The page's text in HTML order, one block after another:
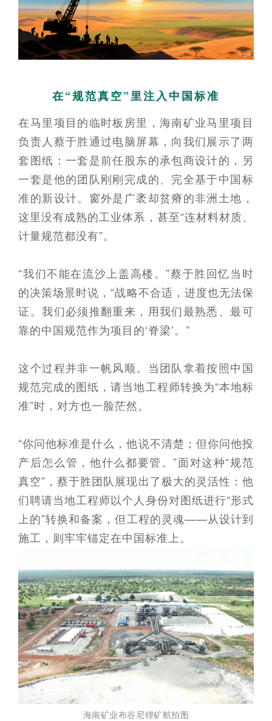
在“规范真空”里注入中国标准
在马里项目的临时板房里，海南矿业马里项目
负责人蔡于胜通过电脑屏幕，向我们展示了两
套图纸：一套是前任股东的承包商设计的，另
一套是他的团队刚刚完成的、完全基于中国标
准的新设计。窗外是广袤却贫瘠的非洲土地，
这里没有成熟的工业体系，甚至“连材料材质、
计量规范都没有”。
“我们不能在流沙上盖高楼。”蔡于胜回忆当时
的决策场景时说，“战略不合适，进度也无法保
证。我们必须推翻重来，用我们最熟悉、最可
靠的中国规范作为项目的‘脊梁’。”
这个过程并非一帆风顺。当团队拿着按照中国
规范完成的图纸，请当地工程师转换为“本地标
准”时，对方也一脸茫然。
“你问他标准是什么，他说不清楚；但你问他投
产后怎么管，他什么都要管。”面对这种“规范
真空”，蔡于胜团队展现出了极大的灵活性：他
们聘请当地工程师以个人身份对图纸进行“形式
上的”转换和备案，但工程的灵魂——从设计到
施工，则牢牢锚定在中国标准上。
海南矿业布谷尼锂矿航拍图